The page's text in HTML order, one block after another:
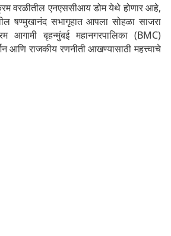
वरळीतील एनएससीआय डोम येथे होणार आहे,
षण्मुखानंद सभागृहात आपला सोहळा साजरा
आगामी बृहन्मुंबई महानगरपालिका (BMC)
आणि राजकीय रणनीती आखण्यासाठी महत्त्वाचे